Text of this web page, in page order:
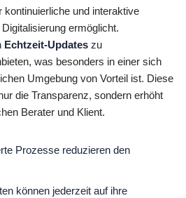
kontinuierliche und interaktive
ermöglicht.
Echtzeit-Updates zu
was besonders in einer sich
Umgebung von Vorteil ist. Diese
die Transparenz, sondern erhöht
Berater und Klient.
Prozesse reduzieren den
können jederzeit auf ihre